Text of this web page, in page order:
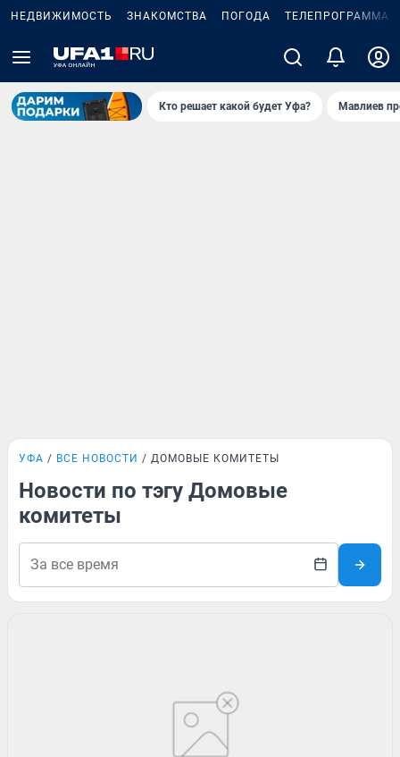
НЕДВИЖИМОСТЬ ЗНАКОМСТВА ПОГОДА ТЕЛЕПРОГРАММА
Кто решает какой будет Уфа? Мавлиев
УФА ВСЕ НОВОСТИ ДОМОВЫЕ КОМИТЕТЫ
Новости по тэгу Домовые
комитеты